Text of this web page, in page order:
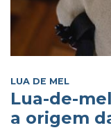
LUA DE MEL
Lua-de-
a origem